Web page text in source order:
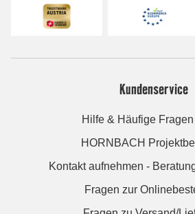
Kundenservice
Hilfe & Häufige
HORNBACH
Kontakt aufnehmen -
Fragen zur